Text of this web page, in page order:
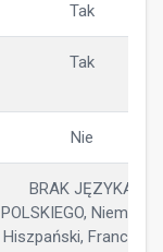
Tak
Tak
Nie
BRAK JĘZYKA
POLSKIEGO, Niemiecki,
Hiszpański, Francuski,